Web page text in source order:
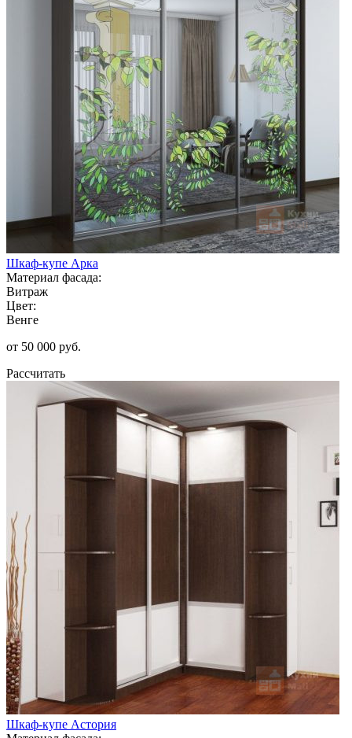
Шкаф-купе Арка
Материал фасада:
Витраж
Цвет:
Венге
от 50 000 руб.
Рассчитать
Шкаф-купе Астория